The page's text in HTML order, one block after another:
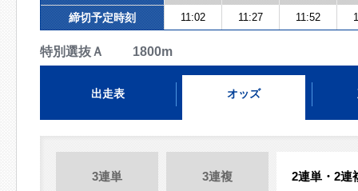
締切予定時刻 11:02 11:27 11:52
特別選抜Ａ 1800m
出走表 オッズ
3連単 3連複 2連単・2連